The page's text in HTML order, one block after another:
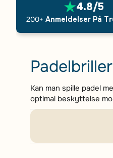
4.8/5
200+ Anmeldelser På
Kan man spille padel
optimal beskyttelse